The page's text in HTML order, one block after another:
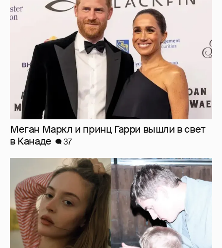
Меган Маркл и принц Гарри вышли в свет
в Канаде
37